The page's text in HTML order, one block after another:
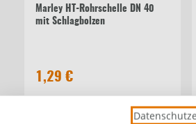
Marley HT-Rohrschelle DN 40
mit Schlagbolzen
1,29 €